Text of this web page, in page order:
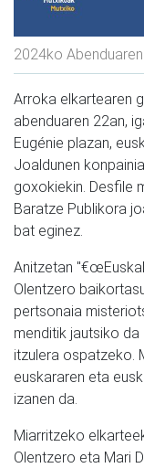
2024ko Abenduaren
Arroka elkartearen
abenduaren 22an,
Eugénie plazan,
Joaldunen
goxokiekin. Desfile
Baratze Publikora
bat eginez.
Anitzetan "€œEuskal
Olentzero
pertsonaia
menditik jautsiko da
itzulera ospatzeko.
euskararen eta
izanen da.
Miarritzeko
Olentzero eta Mari